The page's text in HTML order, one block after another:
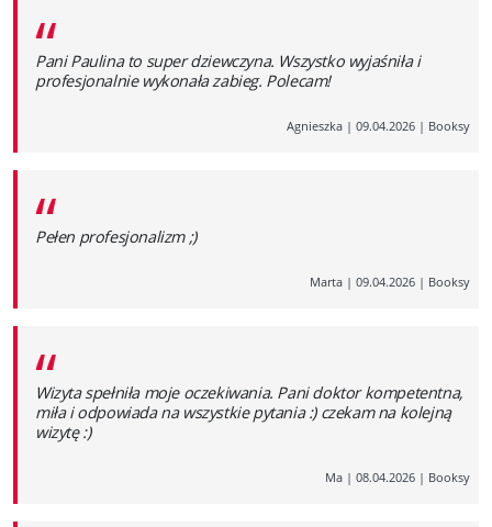
“
Pani Paulina to super dziewczyna. Wszystko wyjaśniła i
profesjonalnie wykonała zabieg. Polecam!
Agnieszka | 09.04.2026 | Booksy
“
Pełen profesjonalizm ;)
Marta | 09.04.2026 | Booksy
“
Wizyta spełniła moje oczekiwania. Pani doktor kompetentna,
miła i odpowiada na wszystkie pytania :) czekam na kolejną
wizytę :)
Ma | 08.04.2026 | Booksy